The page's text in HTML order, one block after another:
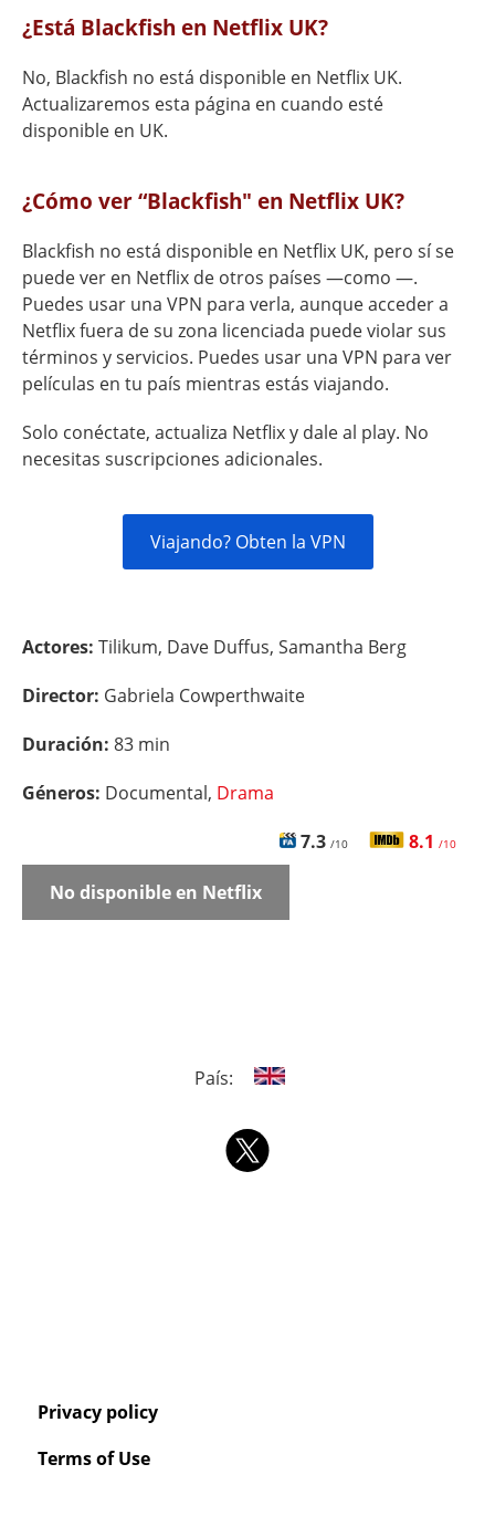
¿Está Blackfish en Netflix UK?
No, Blackfish no está disponible en Netflix UK.
Actualizaremos esta página en cuando esté
disponible en UK.
¿Cómo ver “Blackfish" en Netflix UK?
Blackfish no está disponible en Netflix UK, pero sí se
puede ver en Netflix de otros países —como —.
Puedes usar una VPN para verla, aunque acceder a
Netflix fuera de su zona licenciada puede violar sus
términos y servicios. Puedes usar una VPN para ver
películas en tu país mientras estás viajando.
Solo conéctate, actualiza Netflix y dale al play. No
necesitas suscripciones adicionales.
Viajando? Obten la VPN
Actores: Tilikum, Dave Duffus, Samantha Berg
Director: Gabriela Cowperthwaite
Duración: 83 min
Géneros: Documental, Drama
7.3 /10 8.1 /10
No disponible en Netflix
País:
Privacy policy
Terms of Use